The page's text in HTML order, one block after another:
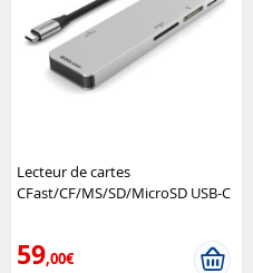
Lecteur de cartes
CFast/CF/MS/SD/MicroSD USB-C
59,00€